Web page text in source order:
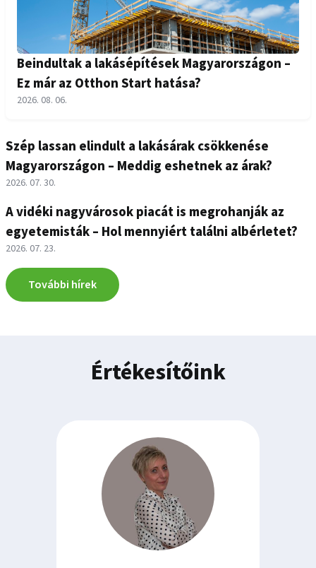
Beindultak a lakásépítések Magyarországon –
Ez már az Otthon Start hatása?
2026. 08. 06.
Szép lassan elindult a lakásárak csökkenése
Magyarországon – Meddig eshetnek az árak?
2026. 07. 30.
A vidéki nagyvárosok piacát is megrohanják az
egyetemisták – Hol mennyiért találni albérletet?
2026. 07. 23.
További hírek
Értékesítőink